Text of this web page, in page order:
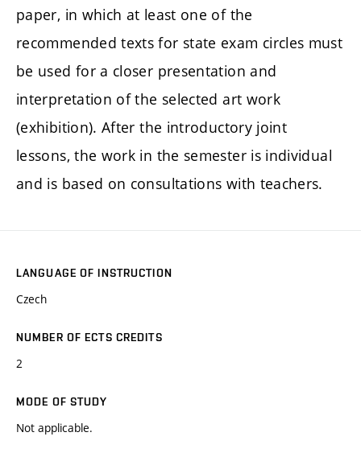
paper, in which at least one of the
recommended texts for state exam circles must
be used for a closer presentation and
interpretation of the selected art work
(exhibition). After the introductory joint
lessons, the work in the semester is individual
and is based on consultations with teachers.
LANGUAGE OF INSTRUCTION
Czech
NUMBER OF ECTS CREDITS
2
MODE OF STUDY
Not applicable.